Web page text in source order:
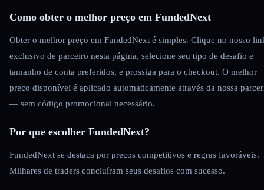
Como obter o melhor preço em FundedNext
Obter o melhor preço em FundedNext é simples. Clique no nosso
exclusivo de parceiro nesta página, selecione seu tipo de desafio e
tamanho de conta preferidos, e prossiga para o checkout. O melhor
preço disponível é aplicado automaticamente através da nossa
— sem código promocional necessário.
Por que escolher FundedNext?
FundedNext se destaca por preços competitivos e regras favoráveis.
Milhares de traders concluíram seus desafios com sucesso.